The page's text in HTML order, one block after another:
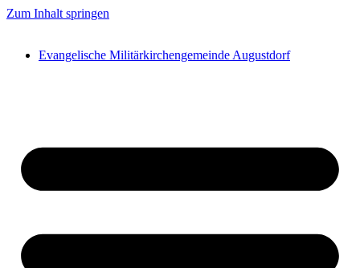
Zum Inhalt springen
Evangelische Militärkirchengemeinde Augustdorf